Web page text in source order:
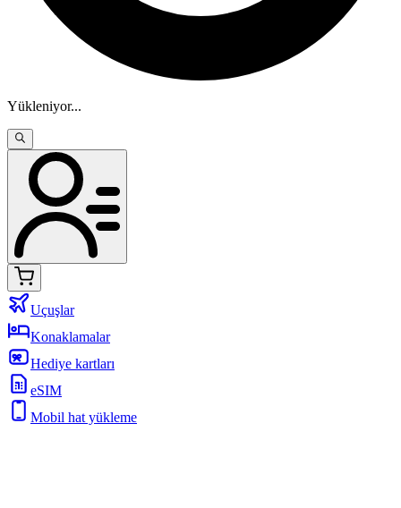
Yükleniyor...
Uçuşlar
Konaklamalar
Hediye kartları
eSIM
Mobil hat yükleme